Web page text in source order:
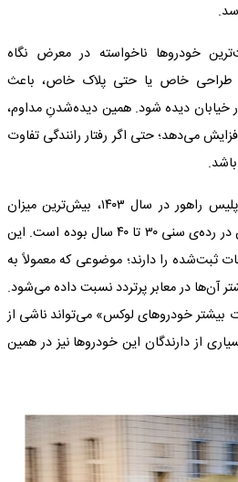
خودروها ناخواسته در معرض نگاه
طراحی خاص یا حتی پلاک خاص، باعث
دیده شود. همین دیده‌شدنِ مداوم،
می‌دهد؛ حتی اگر رفتار رانندگی تفاوت
طبق آمار رسمی و گزارش‌های پلیس راهور در سال ۱۴۰۳، بیش‌ترین میزان
خلافی خودرو مربوط به رانندگان در رده‌ی سنی ۳۰ تا ۴۰ سال بوده است. این
ثبت‌شده را دارند؛ موضوعی که معمولاً به
آن‌ها در معابر پرتردد نسبت داده می‌شود.
بیشتر خودروهای لوکس» می‌تواند ناشی از
از دارندگان این خودروها نیز در همین